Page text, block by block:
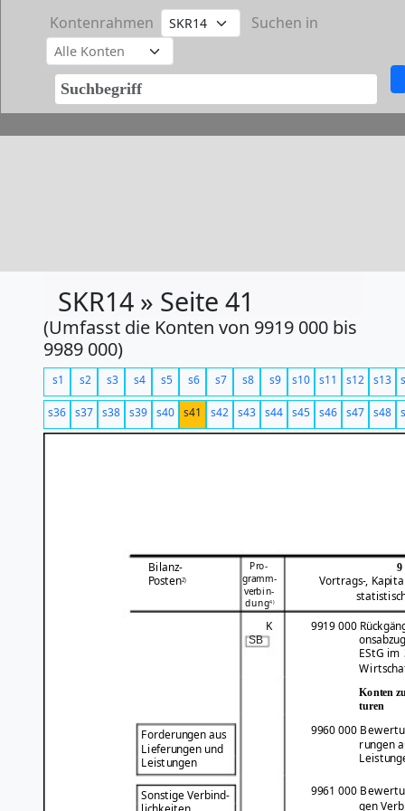
Kontenrahmen Suchen in
SKR14 » Seite 41
(Umfasst die Konten von 9919 000 bis
9989 000)
s1 s2 s3 s4 s5 s6 s7 s8 s9 s10 s11 s12 s13
s36 s37 s38 s39 s40 s41 s42 s43 s44 s45 s46 s47 s48
Bilanz- Pro- 9
gramm-
Posten2) Vortrags-,
verbin-
dung4)
K 9919 000
SB
EStG im
Konten
turen
9960 000
Forderungen aus
rungen
Lieferungen und
Leistungen
Sonstige Verbind- 9961 000
gen